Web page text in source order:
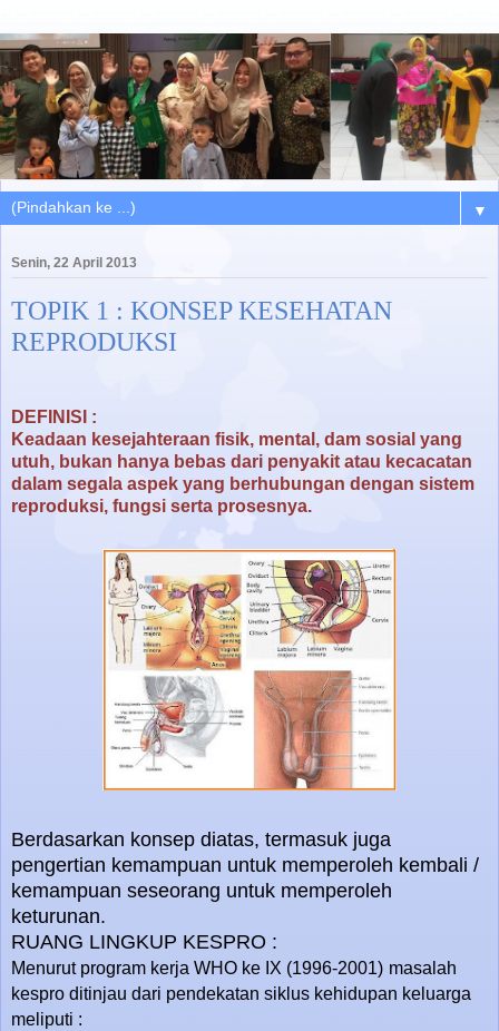
▼
Senin, 22 April 2013
TOPIK 1 : KONSEP KESEHATAN
REPRODUKSI
DEFINISI :
Keadaan kesejahteraan fisik, mental, dam sosial yang
utuh, bukan hanya bebas dari penyakit atau kecacatan
dalam segala aspek yang berhubungan dengan sistem
reproduksi, fungsi serta prosesnya.
Berdasarkan konsep diatas, termasuk juga
pengertian kemampuan untuk memperoleh kembali /
kemampuan seseorang untuk memperoleh
keturunan.
RUANG LINGKUP KESPRO :
Menurut program kerja WHO ke IX (1996-2001) masalah
kespro ditinjau dari pendekatan siklus kehidupan keluarga
meliputi :